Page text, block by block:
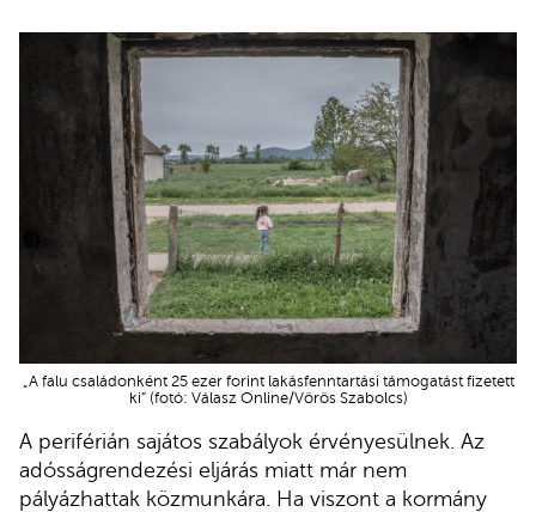
„A falu családonként 25 ezer forint lakásfenntartási támogatást fizetett
ki” (fotó: Válasz Online/Vörös Szabolcs)
A periférián sajátos szabályok érvényesülnek. Az
adósságrendezési eljárás miatt már nem
pályázhattak közmunkára. Ha viszont a kormány